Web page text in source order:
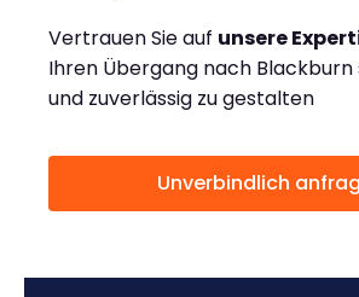
Vertrauen Sie auf unsere
Ihren Übergang nach
und zuverlässig zu gestalten
Unverbindlich